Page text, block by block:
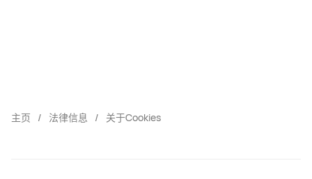
主页 法律信息 关于Cookies